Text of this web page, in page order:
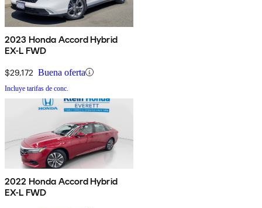
2023 Honda Accord Hybrid
EX-L FWD
$29,172 Buena oferta
Incluye tarifas de conc.
2022 Honda Accord Hybrid
EX-L FWD